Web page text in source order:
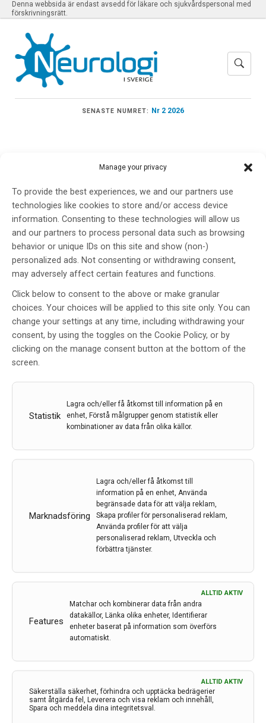
Manage your privacy
To provide the best experiences, we and our partners use
technologies like cookies to store and/or access device
information. Consenting to these technologies will allow us
and our partners to process personal data such as browsing
behavior or unique IDs on this site and show (non-)
personalized ads. Not consenting or withdrawing consent,
may adversely affect certain features and functions.
Click below to consent to the above or make granular
choices. Your choices will be applied to this site only. You can
change your settings at any time, including withdrawing your
consent, by using the toggles on the Cookie Policy, or by
clicking on the manage consent button at the bottom of the
screen.
Statistik
Lagra och/eller få åtkomst till information på en
enhet, Förstå målgrupper genom statistik eller
kombinationer av data från olika källor.
Marknadsföring
Lagra och/eller få åtkomst till
information på en enhet, Använda
begränsade data för att välja reklam,
Skapa profiler för personaliserad reklam,
Använda profiler för att välja
personaliserad reklam, Utveckla och
förbättra tjänster.
Features
ALLTID AKTIV
Matchar och kombinerar data från andra
datakällor, Länka olika enheter, Identifierar
enheter baserat på information som överförs
automatiskt.
Säkerställa säkerhet, förhindra och upptäcka bedrägerier
samt åtgärda fel, Leverera och visa reklam och innehåll,
Spara och meddela dina integritetsval.
ALLTID AKTIV
Denna webbsida är endast avsedd för läkare och sjukvårdspersonal med
förskrivningsrätt.
SENASTE NUMRET: Nr 2 2026
epilepsidiagnostik
immunsvaret som ledtråd
AvLunds universitet
13 mar 2023
Etiketter:
finns risk att sjukdomen förväxlas med andra tillstånd
med liknande symptom. Det gör det angeläget att hitta
biomarkör, ett protein som var förhöjt både före,
under och efter ett epileptiskt anfall. Biomarkören
spåras genom ett enkelt blodprov.
Kontakt